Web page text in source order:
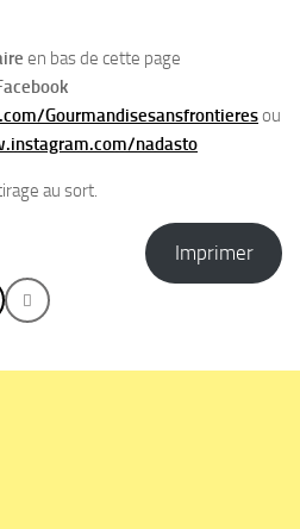
en bas de cette page
Gourmandisesansfrontieresou
nadasto
au sort.
Imprimer